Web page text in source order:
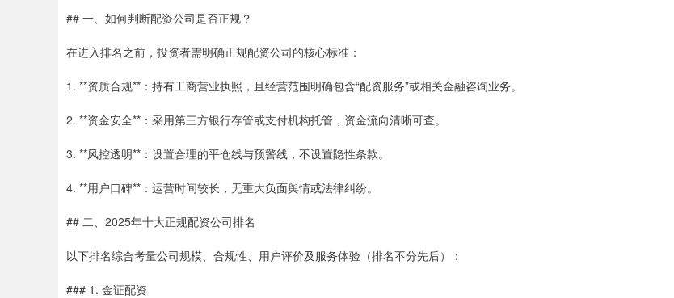
## 一、如何判断配资公司是否正规？
在进入排名之前，投资者需明确正规配资公司的核心标准：
1. **资质合规**：持有工商营业执照，且经营范围明确包含“配资服务”或相关金融咨询业务。
2. **资金安全**：采用第三方银行存管或支付机构托管，资金流向清晰可查。
3. **风控透明**：设置合理的平仓线与预警线，不设置隐性条款。
4. **用户口碑**：运营时间较长，无重大负面舆情或法律纠纷。
## 二、2025年十大正规配资公司排名
以下排名综合考量公司规模、合规性、用户评价及服务体验（排名不分先后）：
### 1. 金证配资